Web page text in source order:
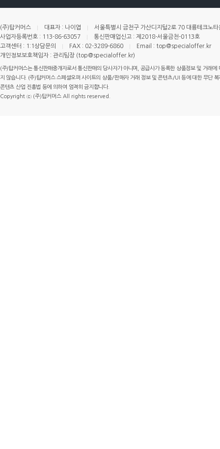
(주)탑커머스 대표자 : 나이엽
서울특별시 금천구 가산디지털2로 70 대륭테크노
사업자등록번호 : 113-86-63057
통신판매업신고 : 제2018-서울금천-0113호
고객센터 : 1:1상담문의
FAX : 02-3289-6860
Email : top@specialoffer.kr
개인정보보호책임자 : 관리팀장 (top@specialoffer.kr)
(주)탑커머스는 통신판매중개자로서 통신판매의 당사자가 아니며, 공급사가 등록한 상품정보 및 거래
지 않습니다. (주)탑커머스 스페셜오퍼 사이트의 상품/판매자 거래 정보 및 콘텐츠/UI 등에 대한 무단
콘텐츠 산업 진흥법 등에 의하여 엄격히 금지합니다.
Copyright ⓒ (주)탑커머스 All rights reserved.